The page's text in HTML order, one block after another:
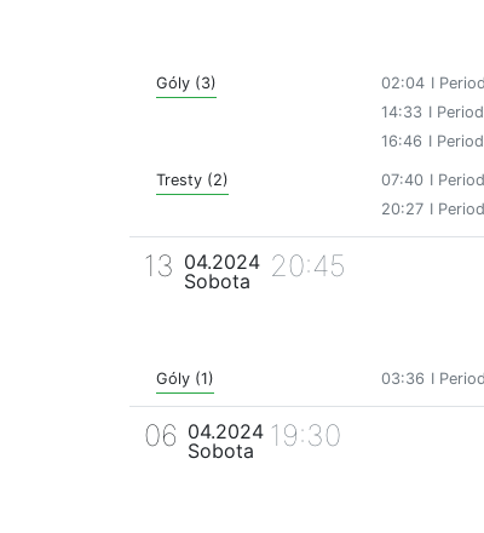
Góly (3) 02:04 I
14:33 I
16:46 I
Tresty (2) 07:40 I
20:27 I
13 04.2024
Sobota
20:45
Góly (1) 03:36 I
06 04.2024
Sobota
19:30